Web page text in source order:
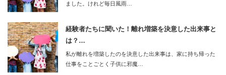
ました。けれど毎日風雨…
経験者たちに聞いた！離れ増築を決意した出来事と
は？…
私が離れを増築したのを決意した出来事は、家に持ち帰った
仕事をことごとく子供に邪魔…